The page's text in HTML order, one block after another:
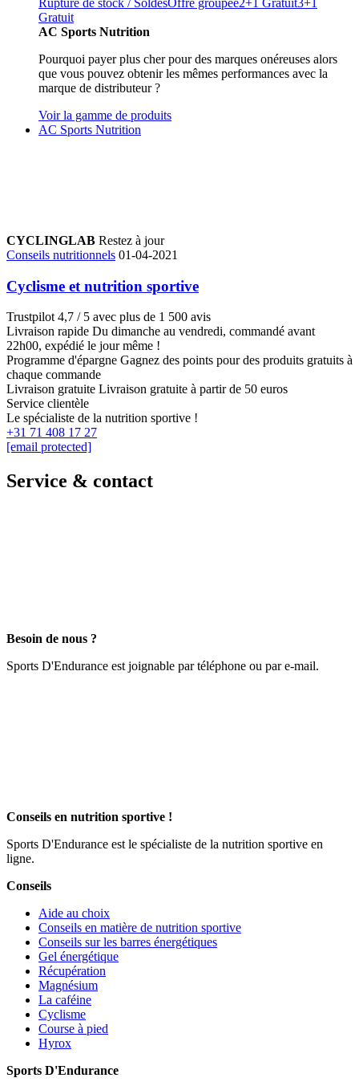
Rupture de stock / SoldesOffre groupée2+1 Gratuit3+1
Gratuit
AC Sports Nutrition
Pourquoi payer plus cher pour des marques onéreuses alors
que vous pouvez obtenir les mêmes performances avec la
marque de distributeur ?
Voir la gamme de produits
AC Sports Nutrition
CYCLINGLAB Restez à jour
Conseils nutritionnels 01-04-2021
Cyclisme et nutrition sportive
Trustpilot 4,7 / 5 avec plus de 1 500 avis
Livraison rapide Du dimanche au vendredi, commandé avant
22h00, expédié le jour même !
Programme d'épargne Gagnez des points pour des produits gratuits à
chaque commande
Livraison gratuite Livraison gratuite à partir de 50 euros
Service clientèle
Le spécialiste de la nutrition sportive !
+31 71 408 17 27
[email protected]
Service & contact
Besoin de nous ?
Sports D'Endurance est joignable par téléphone ou par e-mail.
Conseils en nutrition sportive !
Sports D'Endurance est le spécialiste de la nutrition sportive en
ligne.
Conseils
Aide au choix
Conseils en matière de nutrition sportive
Conseils sur les barres énergétiques
Gel énergétique
Récupération
Magnésium
La caféine
Cyclisme
Course à pied
Hyrox
Sports D'Endurance